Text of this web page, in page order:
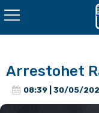
Arrestohet
08:39 | 30/05/